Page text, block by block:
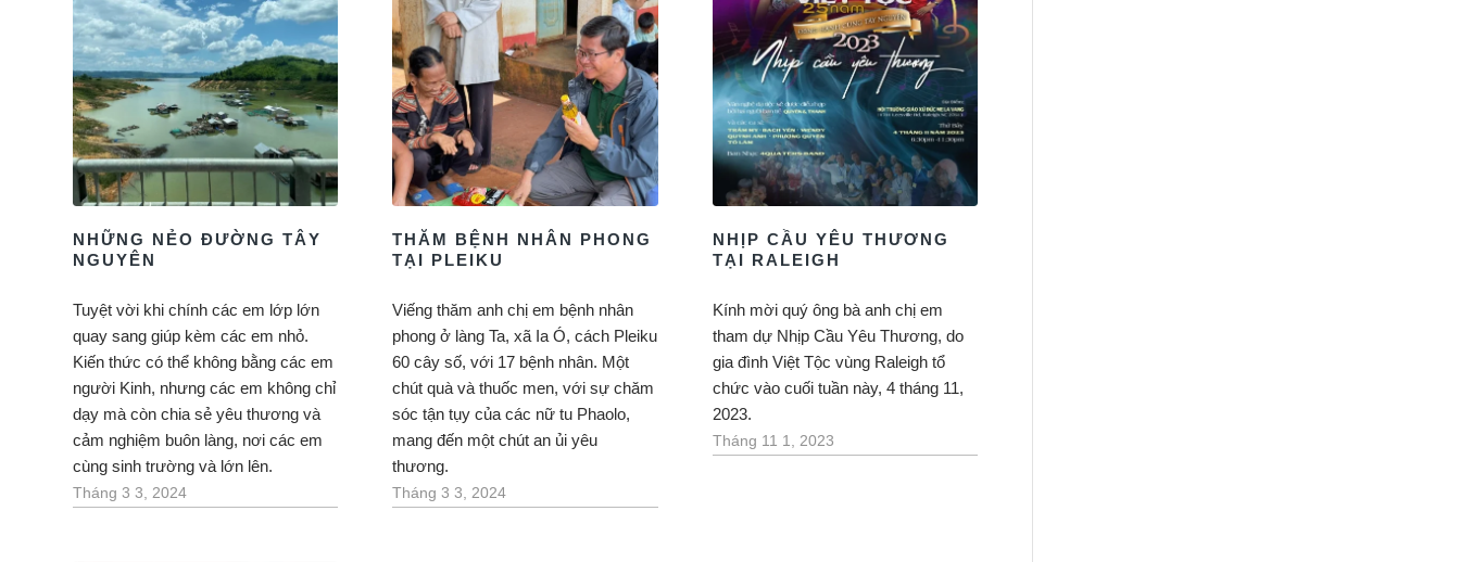
NHỮNG NẺO ĐƯỜNG TÂY
NGUYÊN
Tuyệt vời khi chính các em lớp lớn
quay sang giúp kèm các em nhỏ.
Kiến thức có thể không bằng các em
người Kinh, nhưng các em không chỉ
dạy mà còn chia sẻ yêu thương và
cảm nghiệm buôn làng, nơi các em
cùng sinh trường và lớn lên.
Tháng 3 3, 2024
THĂM BỆNH NHÂN PHONG
TẠI PLEIKU
Viếng thăm anh chị em bệnh nhân
phong ở làng Ta, xã Ia Ó, cách Pleiku
60 cây số, với 17 bệnh nhân. Một
chút quà và thuốc men, với sự chăm
sóc tận tụy của các nữ tu Phaolo,
mang đến một chút an ủi yêu
thương.
Tháng 3 3, 2024
NHỊP CẦU YÊU THƯƠNG
TẠI RALEIGH
Kính mời quý ông bà anh chị em
tham dự Nhịp Cầu Yêu Thương, do
gia đình Việt Tộc vùng Raleigh tổ
chức vào cuối tuần này, 4 tháng 11,
2023.
Tháng 11 1, 2023